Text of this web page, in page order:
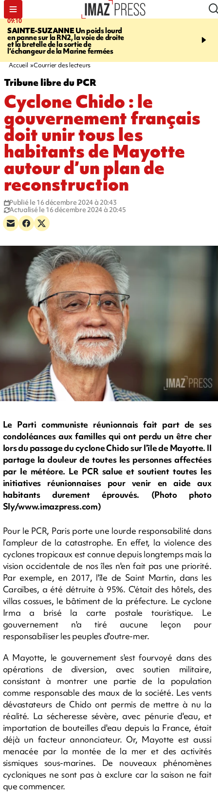
09:10
SAINTE-SUZANNEUn poids lourd
en panne sur la RN2, la voie de droite
et la bretelle de la sortie de
l’échangeur de la Marine fermées
11:22
DÉSTABILISATION
la présidentielle, les
Accueil Courrier des lecteurs
Tribune libre du PCR
Cyclone Chido : le
gouvernement français
doit unir tous les
habitants de Mayotte
autour d’un plan de
reconstruction
Publié le 16 décembre 2024 à 20:43
Actualisé le 16 décembre 2024 à 20:45
Le Parti communiste réunionnais fait part de ses
condoléances aux familles qui ont perdu un être cher
lors du passage du cyclone Chido sur l’île de Mayotte. Il
partage la douleur de toutes les personnes affectées
par le météore. Le PCR salue et soutient toutes les
initiatives réunionnaises pour venir en aide aux
habitants durement éprouvés. (Photo photo
Sly/www.imazpress.com)
Pour le PCR, Paris porte une lourde responsabilité dans
l’ampleur de la catastrophe. En effet, la violence des
cyclones tropicaux est connue depuis longtemps mais la
vision occidentale de nos îles n'en fait pas une priorité.
Par exemple, en 2017, l'île de Saint Martin, dans les
Caraïbes, a été détruite à 95%. C'était des hôtels, des
villas cossues, le bâtiment de la préfecture. Le cyclone
Irma a brisé la carte postale touristique. Le
gouvernement n'a tiré aucune leçon pour
responsabiliser les peuples d'outre-mer.
A Mayotte, le gouvernement s'est fourvoyé dans des
opérations de diversion, avec soutien militaire,
consistant à montrer une partie de la population
comme responsable des maux de la société. Les vents
dévastateurs de Chido ont permis de mettre à nu la
réalité. La sécheresse sévère, avec pénurie d'eau, et
importation de bouteilles d'eau depuis la France, était
déjà un facteur annonciateur. Or, Mayotte est aussi
menacée par la montée de la mer et des activités
sismiques sous-marines. De nouveaux phénomènes
cycloniques ne sont pas à exclure car la saison ne fait
que commencer.